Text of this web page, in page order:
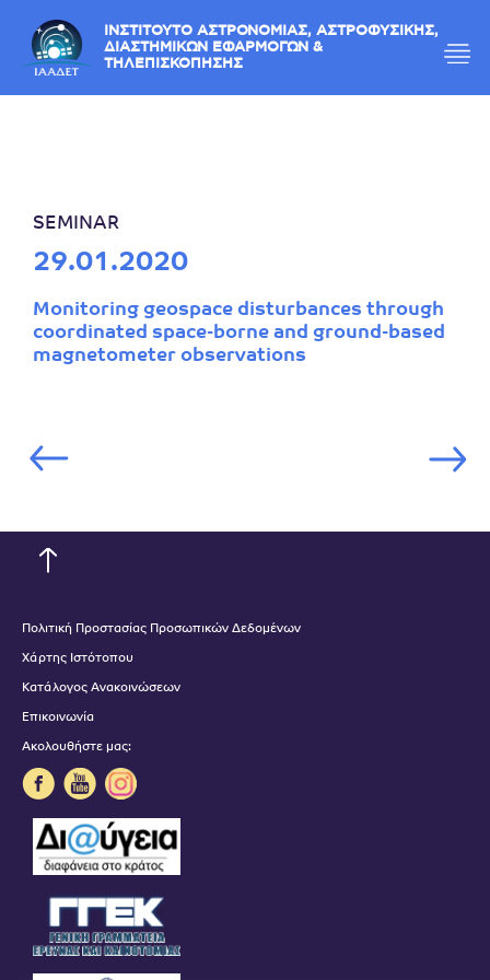
ΙΝΣΤΙΤΟΥΤΟ ΑΣΤΡΟΝΟΜΙΑΣ, ΑΣΤΡΟΦΥΣΙΚΗΣ,
ΔΙΑΣΤΗΜΙΚΩΝ ΕΦΑΡΜΟΓΩΝ &
ΤΗΛΕΠΙΣΚΟΠΗΣΗΣ
SEMINAR
29.01.2020
Monitoring geospace disturbances through
coordinated space-borne and ground-based
magnetometer observations
Πολιτική Προστασίας Προσωπικών Δεδομένων
Χάρτης Ιστότοπου
Κατάλογος Ανακοινώσεων
Επικοινωνία
Ακολουθήστε μας: